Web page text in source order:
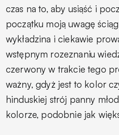
czas na to, aby usiąść i
początku moją uwagę
wykładzina i ciekawie
wstępnym rozeznaniu
czerwony w trakcie tego
ważny, gdyż jest to kolor
hinduskiej strój panny
kolorze, podobnie jak